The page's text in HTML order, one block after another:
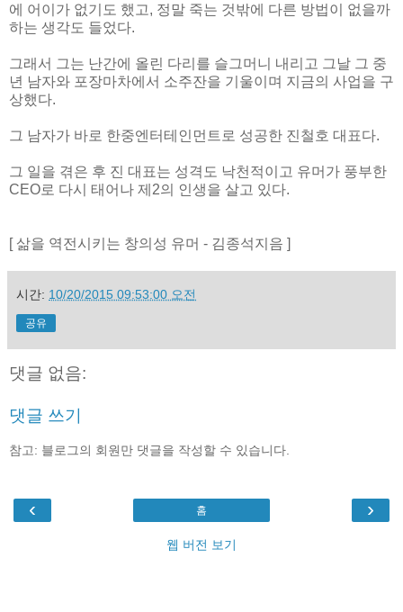
에 어이가 없기도 했고, 정말 죽는 것밖에 다른 방법이 없을까
하는 생각도 들었다.
그래서 그는 난간에 올린 다리를 슬그머니 내리고 그날 그 중
년 남자와 포장마차에서 소주잔을 기울이며 지금의 사업을 구
상했다.
그 남자가 바로 한중엔터테인먼트로 성공한 진철호 대표다.
그 일을 겪은 후 진 대표는 성격도 낙천적이고 유머가 풍부한
CEO로 다시 태어나 제2의 인생을 살고 있다.
[ 삶을 역전시키는 창의성 유머 - 김종석지음 ]
시간: 10/20/2015 09:53:00 오전
공유
댓글 없음:
댓글 쓰기
참고: 블로그의 회원만 댓글을 작성할 수 있습니다.
‹ ›
홈
웹 버전 보기